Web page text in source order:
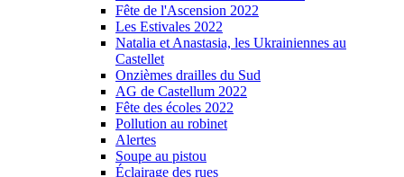
Fête de l'Ascension 2022
Les Estivales 2022
Natalia et Anastasia, les Ukrainiennes au
Castellet
Onzièmes drailles du Sud
AG de Castellum 2022
Fête des écoles 2022
Pollution au robinet
Alertes
Soupe au pistou
Éclairage des rues